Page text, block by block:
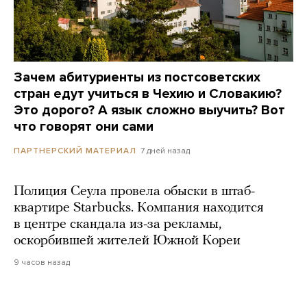
Зачем абитуриенты из постсоветских
стран едут учиться в Чехию и Словакию?
Это дорого? А язык сложно выучить? Вот
что говорят они сами
ПАРТНЕРСКИЙ МАТЕРИАЛ 7 дней назад
Полиция Сеула провела обыски в штаб-
квартире Starbucks. Компания находится
в центре скандала из-за рекламы,
оскорбившей жителей Южной Кореи
9 часов назад